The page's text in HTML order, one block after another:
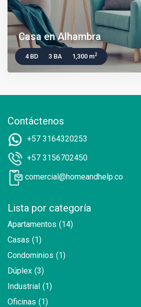
Casa en Alhambra
4 BD 3 BA 1,300 m2
Contáctenos
+57 3164320253
+57 3156702450
comercial@homeandhelp.co
Lista por categoría
Apartamentos (14)
Casas (1)
Condominios (1)
Dúplex (3)
Industrial (1)
Oficinas (1)